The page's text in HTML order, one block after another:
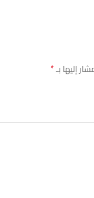
إليها بـ*